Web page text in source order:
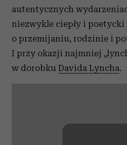
autentycznych
niezwykle ciepły i poetycki
o przemijaniu, rodzinie i
I przy okazji najmniej
w dorobku Davida Lyncha.